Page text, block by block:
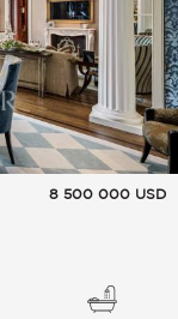
8 500 000 USD